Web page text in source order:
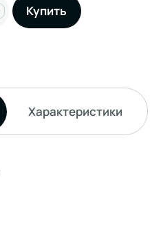
Купить
Характеристики